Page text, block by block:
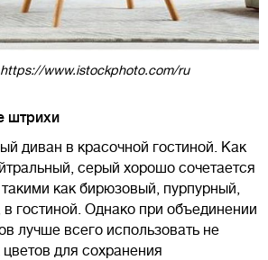
www.istockphoto.com/ru
штрихи
диван в красочной гостиной. Как
серый хорошо сочетается
как бирюзовый, пурпурный,
гостиной. Однако при объединении
лучше всего использовать не
для сохранения